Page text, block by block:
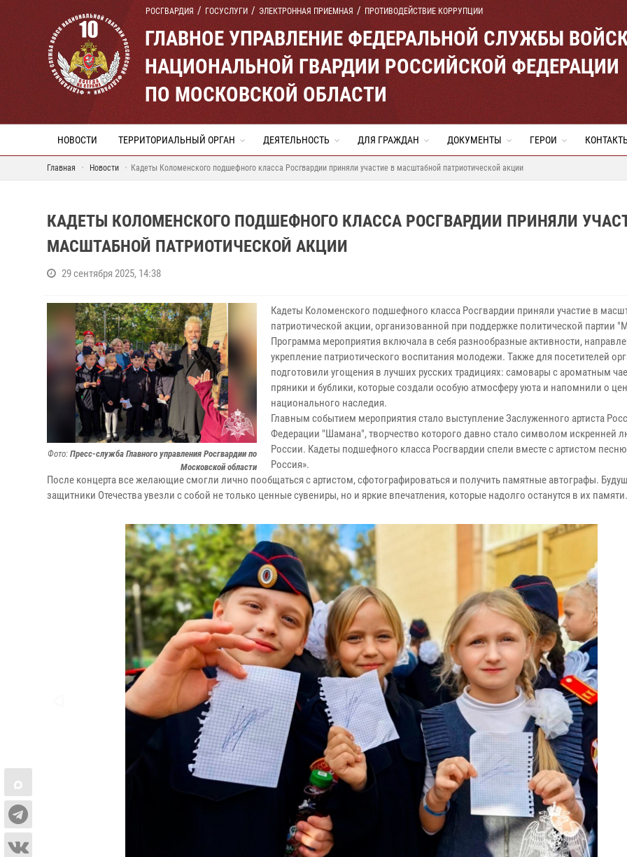
РОСГВАРДИЯ ГОСУСЛУГИ ЭЛЕКТРОННАЯ ПРИЕМНАЯ ПРОТИВОДЕЙСТВИЕ КОРРУПЦИИ
ГЛАВНОЕ УПРАВЛЕНИЕ ФЕДЕРАЛЬНОЙ СЛУЖБЫ
НАЦИОНАЛЬНОЙ ГВАРДИИ РОССИЙСКОЙ ФЕДЕРАЦИИ
ПО МОСКОВСКОЙ ОБЛАСТИ
НОВОСТИ ТЕРРИТОРИАЛЬНЫЙ ОРГАН ДЕЯТЕЛЬНОСТЬ ДЛЯ ГРАЖДАН ДОКУМЕНТЫ ГЕРОИ
Главная Новости Кадеты Коломенского подшефного класса Росгвардии приняли участие в масштабной патриотической акции
КАДЕТЫ КОЛОМЕНСКОГО ПОДШЕФНОГО КЛАССА РОСГВАРДИИ ПРИНЯЛИ
МАСШТАБНОЙ ПАТРИОТИЧЕСКОЙ АКЦИИ
29 сентября 2025, 14:38
Фото: Пресс-служба Главного управления Росгвардии по
Московской области
Кадеты Коломенского подшефного класса Росгвардии приняли участие в
патриотической акции, организованной при поддержке политической партии
Программа мероприятия включала в себя разнообразные активности,
укрепление патриотического воспитания молодежи. Также для посетителей
подготовили угощения в лучших русских традициях: самовары с ароматным
пряники и бублики, которые создали особую атмосферу уюта и напомнили о
национального наследия.
Главным событием мероприятия стало выступление Заслуженного артиста
Федерации "Шамана", творчество которого давно стало символом искренней
России. Кадеты подшефного класса Росгвардии спели вместе с артистом
Россия».
После концерта все желающие смогли лично пообщаться с артистом, сфотографироваться и получить памятные автографы.
защитники Отечества увезли с собой не только ценные сувениры, но и яркие впечатления, которые надолго останутся в их памяти.